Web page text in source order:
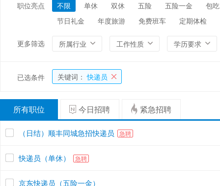
职位亮点 不限 单休 双休 五险 五险一金
包吃
节日礼金
年度旅游 免费班车 定期体检
更多筛选 所属行业 工作性质 学历要求
已选条件 关键词： 快递员
所有职位 今日招聘 紧急招聘
（日结）顺丰同城急招快递员 急聘
快递员（单休） 急聘
京东快递员（五险一金）